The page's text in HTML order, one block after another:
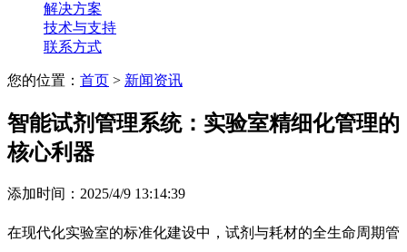
解决方案
技术与支持
联系方式
您的位置： 首页 > 新闻资讯
智能试剂管理系统：实验室精细化管理的
核心利器
添加时间：2025/4/9 13:14:39
在现代化实验室的标准化建设中，试剂与耗材的全生命周期管